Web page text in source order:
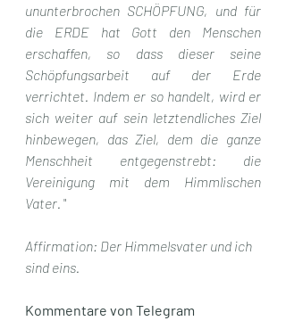
ununterbrochen SCHÖPFUNG, und für
die ERDE hat Gott den Menschen
erschaffen, so dass dieser seine
Schöpfungsarbeit auf der Erde
verrichtet. Indem er so handelt, wird er
sich weiter auf sein letztendliches Ziel
hinbewegen, das Ziel, dem die ganze
Menschheit entgegenstrebt: die
Vereinigung mit dem Himmlischen
Vater. "
Affirmation: Der Himmelsvater und ich
sind eins.
Kommentare von Telegram